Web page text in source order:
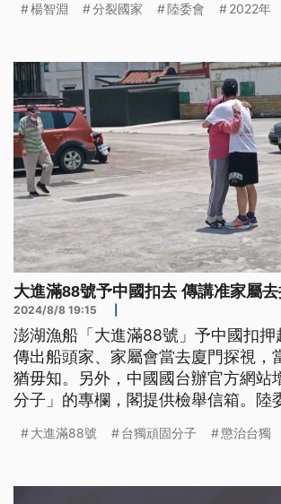
前言是臺語文。）
楊智淵 分裂國家 陸委會 2022年
大進滿88號予中國扣去 傳講准家屬
2024/8/8 19:15
澎湖漁船「大進滿88號」予中國扣押
傳出船頭家、家屬會當去廈門探視，
猶毋知。另外，中國國台辦官方網站
分子」的專欄，閣提供檢舉信箱。陸
籲中國愛做正面的、良性的互動。（
大進滿88號 台獨頑固分子 懲治台獨